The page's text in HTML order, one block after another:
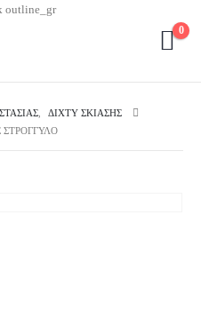
0
ΔΊΧΤΥ ΣΚΊΑΣΗΣ
ΣΤΡΌΓΓΥΛΟ